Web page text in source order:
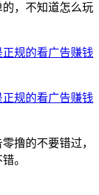
，不知道怎么玩
撸的不要错过，
。